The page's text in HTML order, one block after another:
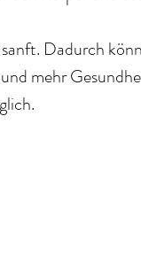
Dadurch
mehr